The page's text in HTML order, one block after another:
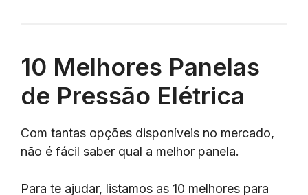
10 Melhores Panelas
de Pressão Elétrica
Com tantas opções disponíveis no mercado,
não é fácil saber qual a melhor panela.
Para te ajudar, listamos as 10 melhores para